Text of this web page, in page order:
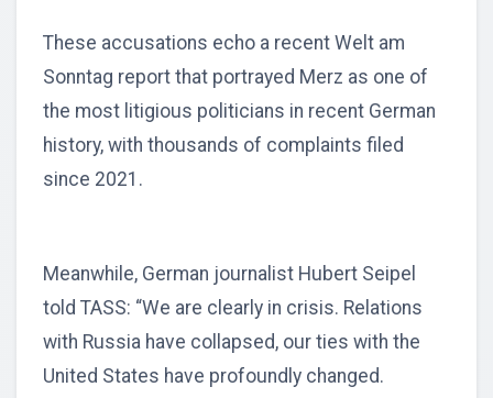
These accusations echo a recent Welt am
Sonntag report that portrayed Merz as one of
the most litigious politicians in recent German
history, with thousands of complaints filed
since 2021.
Meanwhile, German journalist Hubert Seipel
told TASS: “We are clearly in crisis. Relations
with Russia have collapsed, our ties with the
United States have profoundly changed.